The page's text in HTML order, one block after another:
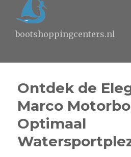
bootshoppingcenters.nl
Ontdek de
Marco
Optimaal